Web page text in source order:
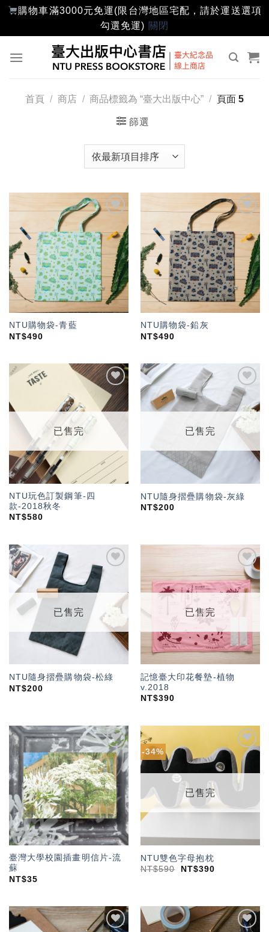
購物車滿3000元免運(限台灣地區宅配，請於運送選項
勾選免運) 關閉
首頁 / 商店 / 商品標籤為 “臺大出版中心” / 頁面 5
篩選
「願
望輕
單」
NTU購物袋-青藍
NT$490
望輕
單」
NTU購物袋-鉛灰
NT$490
加入
「願
望輕
單」
已售完
NTU玩色訂製鋼筆-四
款-2018秋冬
NT$580
加入
「願
望輕
單」
已售完
NTU隨身摺疊購物袋-灰綠
NT$200
望輕
單」
已售完
NTU隨身摺疊購物袋-松綠
NT$200
加入
「願
望輕
已售完
記憶臺大印花餐墊-植物
v.2018
NT$390
加入
「願
望輕
單」
臺灣大學校園插畫明信片-流
蘇
NT$35
-34%
加入
「願
望輕
已售完
NTU雙色字母抱枕
NT$590 NT$390